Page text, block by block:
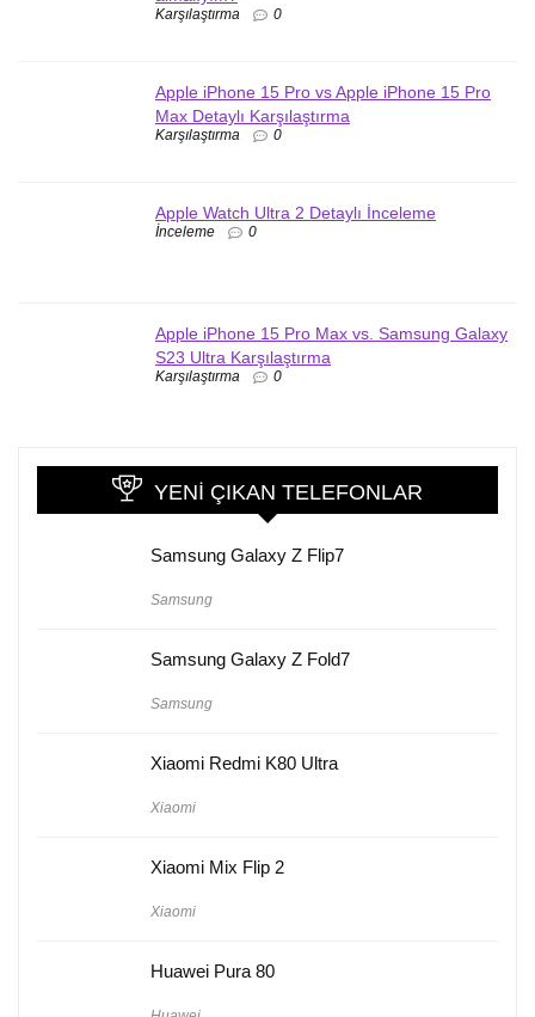
Karşılaştırma 0
Apple iPhone 15 Pro vs Apple iPhone 15 Pro
Max Detaylı Karşılaştırma
Karşılaştırma 0
Apple Watch Ultra 2 Detaylı İnceleme
İnceleme 0
Apple iPhone 15 Pro Max vs. Samsung Galaxy
S23 Ultra Karşılaştırma
Karşılaştırma 0
YENI ÇIKAN TELEFONLAR
Samsung Galaxy Z Flip7
Samsung
Samsung Galaxy Z Fold7
Samsung
Xiaomi Redmi K80 Ultra
Xiaomi
Xiaomi Mix Flip 2
Xiaomi
Huawei Pura 80